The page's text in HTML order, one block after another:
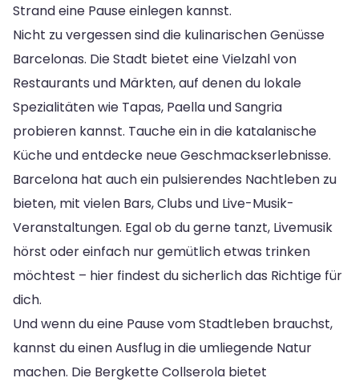
Strand eine Pause einlegen kannst.
Nicht zu vergessen sind die kulinarischen Genüsse
Barcelonas. Die Stadt bietet eine Vielzahl von
Restaurants und Märkten, auf denen du lokale
Spezialitäten wie Tapas, Paella und Sangria
probieren kannst. Tauche ein in die katalanische
Küche und entdecke neue Geschmackserlebnisse.
Barcelona hat auch ein pulsierendes Nachtleben zu
bieten, mit vielen Bars, Clubs und Live-Musik-
Veranstaltungen. Egal ob du gerne tanzt, Livemusik
hörst oder einfach nur gemütlich etwas trinken
möchtest – hier findest du sicherlich das Richtige für
dich.
Und wenn du eine Pause vom Stadtleben brauchst,
kannst du einen Ausflug in die umliegende Natur
machen. Die Bergkette Collserola bietet